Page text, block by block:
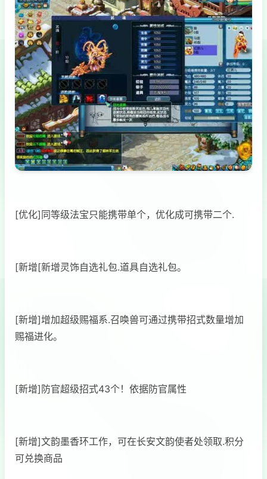
[优化]同等级法宝只能携带单个，优化成可携带二个.
[新增[新增灵饰自选礼包.道具自选礼包。
[新增]增加超级赐福系.召唤兽可通过携带招式数量增加
赐福进化。
[新增]防官超级招式43个！依据防官属性
[新增]文韵墨香环工作，可在长安文韵使者处领取.积分
可兑换商品